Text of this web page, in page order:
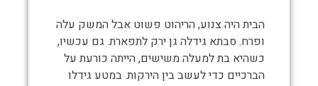
הבית היה צנוע, הריהוט פשוט אבל המשק עלה
ופרח. סבתא גידלה גן ירק לתפארת. גם עכשיו,
כשהיא בת למעלה משישים, הייתה כורעת על
הברכיים כדי לעשב בין הירקות. במטע גידלו